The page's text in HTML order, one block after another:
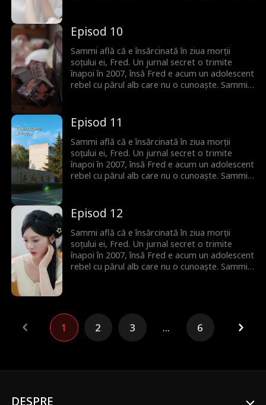
Episod 10
Sammi află că e însărcinată în ziua morții
soțului ei, Fred. Un jurnal secret o trimite
înapoi în 2007, însă Fred e acum un adolescent
rebel cu părul alb care nu o cunoaște. Sammi
Episod 11
Sammi află că e însărcinată în ziua morții
soțului ei, Fred. Un jurnal secret o trimite
înapoi în 2007, însă Fred e acum un adolescent
rebel cu părul alb care nu o cunoaște. Sammi
Episod 12
Sammi află că e însărcinată în ziua morții
soțului ei, Fred. Un jurnal secret o trimite
înapoi în 2007, însă Fred e acum un adolescent
rebel cu părul alb care nu o cunoaște. Sammi
1 2 3 ... 6
DESPRE